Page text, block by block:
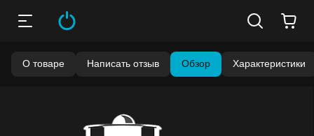
О товаре Написать отзыв Обзор Характеристики
Баланс можно проверить в личном кабинете в разделе
«Мои бонусы».